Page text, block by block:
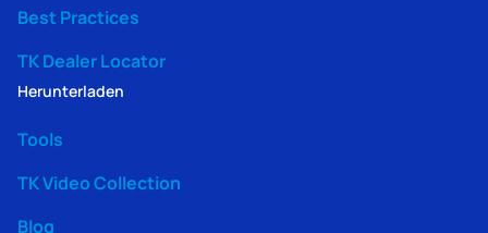
Best Practices
TK Dealer Locator
Herunterladen
Tools
TK Video Collection
Blog